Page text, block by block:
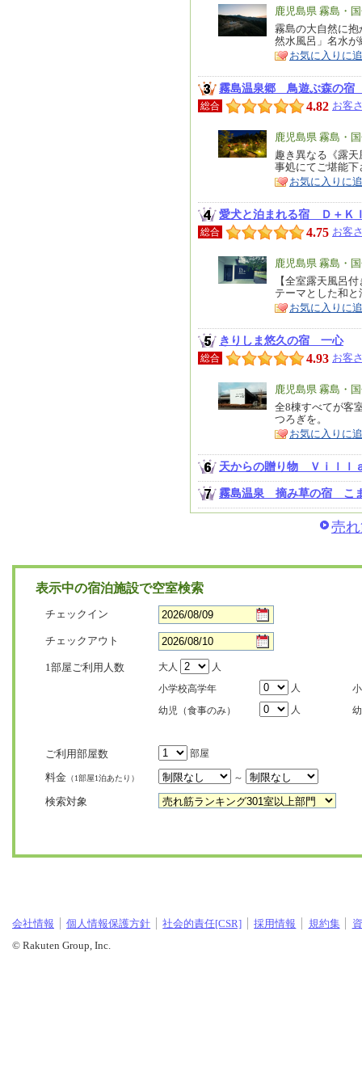
エ
リ
ア
鹿児島県 霧島・
特
徴
霧島の大自然に
然水風呂」名水
お気に入りに
霧島温泉郷 鳥遊ぶ森の宿
総合 4.82 お客
エ
リ
ア
鹿児島県 霧島・
特
徴
趣き異なる《露
事処にてご堪能
お気に入りに
愛犬と泊まれる宿 Ｄ＋Ｋ
総合 4.75 お客
エ
リ
ア
鹿児島県 霧島・
特
徴
【全室露天風呂
テーマとした和
お気に入りに
きりしま悠久の宿 一心
総合 4.93 お客
エ
リ
ア
鹿児島県 霧島・
特
徴
全8棟すべてが客
つろぎを。
お気に入りに
天からの贈り物 Ｖｉｌｌ
霧島温泉 摘み草の宿 こ
売
表示中の宿泊施設で空室検索
チェックイン
チェックアウト
1部屋ご利用人数 大人
人
小学校高学年
人
幼児（食事のみ）
人
ご利用部屋数 部屋
料金 （1部屋1泊あたり） ～
検索対象
会社情報 個人情報保護方針 社会的責任[CSR] 採用情報 規約集
© Rakuten Group, Inc.